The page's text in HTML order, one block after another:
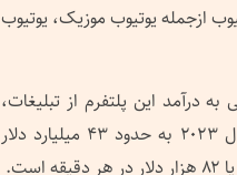
ازجمله یوتیوب موزیک، یوتیوب
درآمد این پلتفرم از تبلیغات،
می‌توان تخمین زد که درآمد کلی شرکت مذکور در سال ۲۰۲۳ به حدود ۴۳ میلیارد دلار